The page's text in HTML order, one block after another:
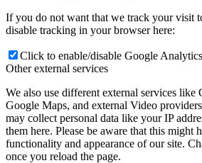
If you do not want that we track your visit
disable tracking in your browser here:
Click to enable/disable Google
Other external services
We also use different external services like
Google Maps, and external Video
may collect personal data like your IP
them here. Please be aware that this might
functionality and appearance of our site.
once you reload the page.